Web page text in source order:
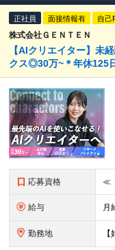
正社員 面接情報有 自己
株式会社ＧＥＮＴＥＮ
【AIクリエイター】未
クス◎30万~＊年休125
応募資格
給与
勤務地